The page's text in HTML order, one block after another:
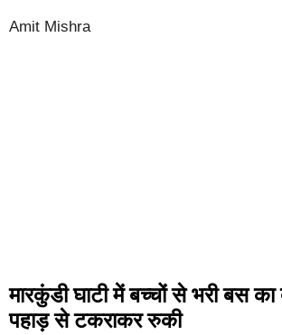
Amit Mishra
मारकुंडी घाटी में बच्चों से भरी बस
पहाड़ से टकराकर रुकी